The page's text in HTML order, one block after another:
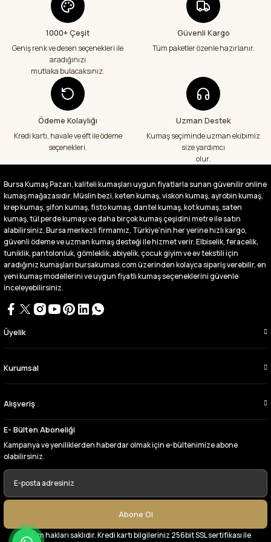
Abdurrahman Samsur | 24/07/2026
Aradığım kumaşçı artık hep buradan alış
veriş yapacağım in şa Allah çünkü 4 farklı
kumaş aldım hem ölçü olarak hem
görüntü,doku olarak çok memnun kaldım
emeği geçenlere teşekkür ediyorum
A... S... | 24/07/2026
Fiyatlar uygun ve çok fazla seçenek var
büyük kolaylık emeği geçenlere teşekkür
Buradan ikinci alışverişim ikisinden de çok
memnun kaldım teşekkürler.
Büşra Singeç | 02/07/2026
Bursa kumaş pazarından defalarca kumaş
aldım videoda anlatılıp gosterildigi gibi
çıktı. bu zamana kadar sorun yaşamadım
uygun fiyatlarından ve kalitesinden dolayı
tercih ettiğim kumaşçi
D... Ç... | 27/06/2026
Çok memnun kaldım,teşekkürler
1000+ Çeşit
Geniş renk ve desen seçenekleri ile
aradığınızı
mutlaka bulacaksınız.
Güvenli Kargo
Tüm paketler özenle hazırlanır.
Ödeme Kolaylığı
Kredi kartı, havale ve eft ile ödeme
seçenekleri.
Uzman Destek
Kumaş seçiminde uzman ekibimiz
size yardımcı
olur.
Bursa Kumaş Pazarı, kaliteli kumaşları uygun fiyatlarla sunan güvenilir online
kumaş mağazasıdır. Müslin bezi, keten kumaş, viskon kumaş, ayrobin kumaş,
krep kumaş, şifon kumaş, fisto kumaş, dantel kumaş, kot kumaş, saten
kumaş, tül perde kumaşı ve daha birçok kumaş çeşidini metre ile satın
alabilirsiniz. Bursa merkezli firmamız, Türkiye’nin her yerine hızlı kargo,
güvenli ödeme ve uzman kumaş desteği ile hizmet verir. Elbiselik, feracelik,
tuniklik, pantolonluk, gömleklik, abiyelik, çocuk giyim ve ev tekstili için
aradığınız kumaşları bursakumasi.com üzerinden kolayca sipariş verebilir, en
yeni kumaş modellerini ve uygun fiyatlı kumaş seçeneklerini güvenle
inceleyebilirsiniz.
Üyelik
Kurumsal
Alışveriş
E- Bülten Aboneliği
Kampanya ve yeniliklerden haberdar olmak için e-bültenimize abone
olabilirsiniz.
Abone Ol
© Tüm hakları saklıdır. Kredi kartı bilgileriniz 256bit SSL sertifikası ile